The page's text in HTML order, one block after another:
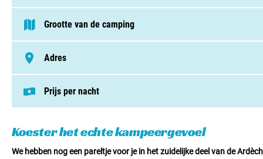
Koester het echte kampeergevoel
We hebben nog een pareltje voor je in het zuidelijke deel van de
van 1 mei t/m 22 september
Grootte van de camping
75 - 250 plaatsen
Adres
Route De Mirabel 600, 07580, Saint-Jean-Le-Centenier
Prijs per nacht
Staanplaatsen v.a. € 32,00